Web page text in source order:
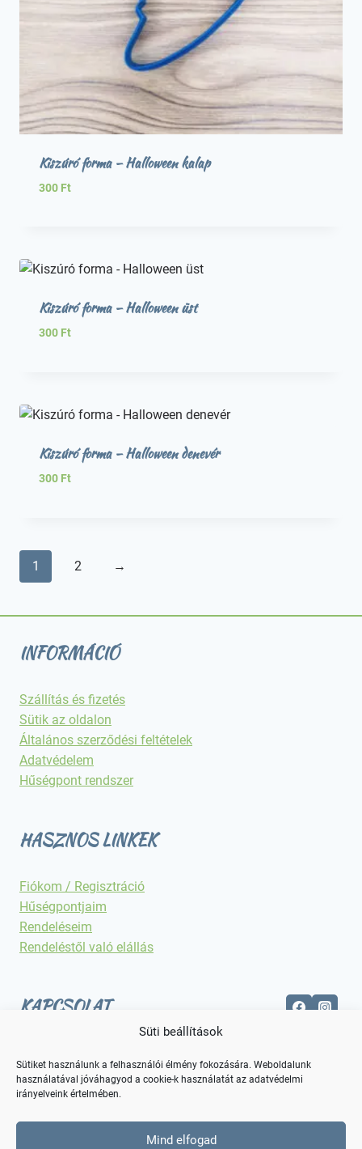
Süti beállítások
Sütiket használunk a felhasználói élmény fokozására. Weboldalunk
használatával jóváhagyod a cookie-k használatát az adatvédelmi
irányelveink értelmében.
Mind elfogad
Kiszúró forma – Halloween kalap
300 Ft
Kiszúró forma – Halloween üst
300 Ft
Kiszúró forma – Halloween denevér
300 Ft
1 2 →
INFORMÁCIÓ
Szállítás és fizetés
Sütik az oldalon
Általános szerződési feltételek
Adatvédelem
Hűségpont rendszer
HASZNOS LINKEK
Fiókom / Regisztráció
Hűségpontjaim
Rendeléseim
Rendeléstől való elállás
KAPCSOLAT